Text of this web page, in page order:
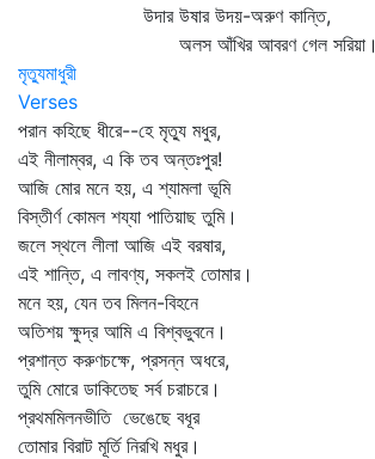
উদার উষার উদয়-অরুণ কান্তি,
অলস আঁখির আবরণ গেল সরিয়া।
মৃত্যুমাধুরী
Verses
পরান কহিছে ধীরে--হে মৃত্যু মধুর,
এই নীলাম্বর, এ কি তব অন্তঃপুর!
আজি মোর মনে হয়, এ শ্যামলা ভূমি
বিস্তীর্ণ কোমল শয্যা পাতিয়াছ তুমি।
জলে স্থলে লীলা আজি এই বরষার,
এই শান্তি, এ লাবণ্য, সকলই তোমার।
মনে হয়, যেন তব মিলন-বিহনে
অতিশয় ক্ষুদ্র আমি এ বিশ্বভুবনে।
প্রশান্ত করুণচক্ষে, প্রসন্ন অধরে,
তুমি মোরে ডাকিতেছ সর্ব চরাচরে।
প্রথমমিলনভীতি ভেঙেছে বধূর
তোমার বিরাট মূর্তি নিরখি মধুর।